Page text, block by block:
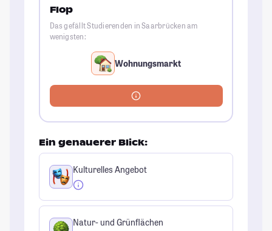
Flop
Das gefällt Studierenden in Saarbrücken am
wenigsten:
Wohnungsmarkt
Ein genauerer Blick:
Kulturelles Angebot
Natur- und Grünflächen